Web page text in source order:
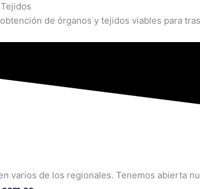
de órganos y tejidos viables para
varios de los regionales. Tenemos abierta